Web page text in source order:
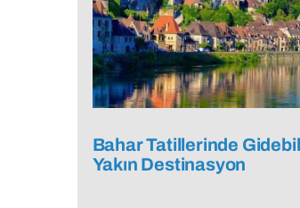
Bahar Tatillerinde
Yakın Destinasyon